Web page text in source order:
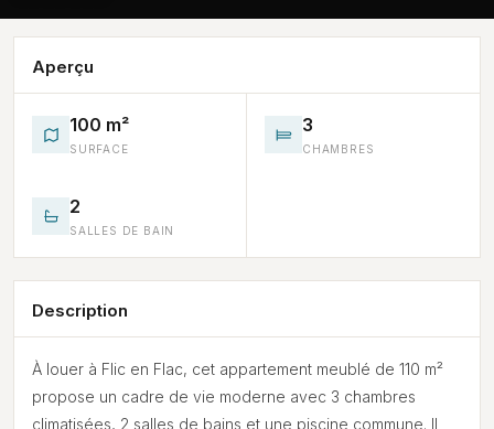
Aperçu
100 m²
SURFACE
3
CHAMBRES
2
SALLES DE BAIN
Description
À louer à Flic en Flac, cet appartement meublé de 110 m²
propose un cadre de vie moderne avec 3 chambres
climatisées, 2 salles de bains et une piscine commune. Il